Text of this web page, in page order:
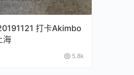
打卡Akimbo
海
5.8k